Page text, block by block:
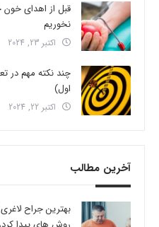
قبل از اهدای
نخوریم
اکتبر 23, 2024
چند نکته مهم
اول)
اکتبر 22, 2024
آخرین مطالب